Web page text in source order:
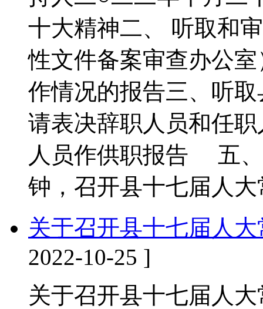
十大精神二、 听取和
性文件备案审查办公
作情况的报告三、听
请表决辞职人员和任
人员作供职报告 五、
钟，召开县十七届人
关于召开县十七届人
2022-10-25 ]
关于召开县十七届人